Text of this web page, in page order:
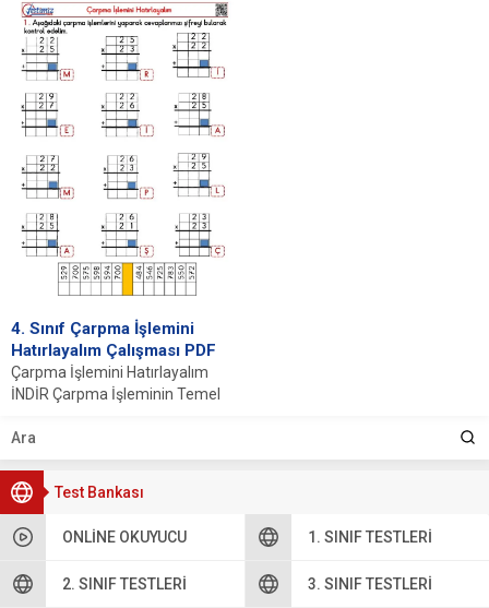
Test Bankası
ONLINE OKUYUCU 1. SINIF TESTLERI
2. SINIF TESTLERI 3. SINIF TESTLERI
işlemi...
4. Sınıf Çarpma İşlemini
Hatırlayalım Çalışması PDF
Çarpma İşlemini Hatırlayalım
İNDİR Çarpma İşleminin Temel
matematiğin temel dört işlemi
arasında...